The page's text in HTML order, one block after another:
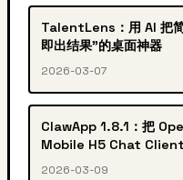
TalentLens：用 AI 把
即出结果”的桌面神器
2026-03-07
ClawApp 1.8.1：把
Mobile H5 Chat Client
2026-03-09